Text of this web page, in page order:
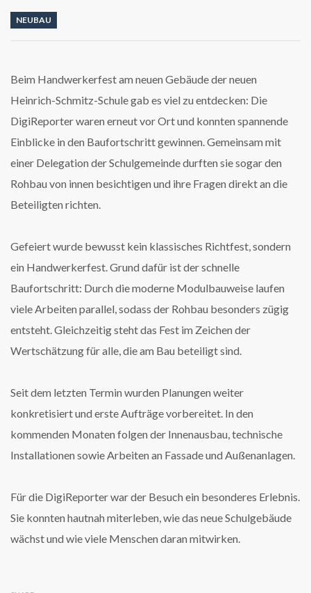
NEUBAU
Beim Handwerkerfest am neuen Gebäude der neuen
Heinrich-Schmitz-Schule gab es viel zu entdecken: Die
DigiReporter waren erneut vor Ort und konnten spannende
Einblicke in den Baufortschritt gewinnen. Gemeinsam mit
einer Delegation der Schulgemeinde durften sie sogar den
Rohbau von innen besichtigen und ihre Fragen direkt an die
Beteiligten richten.
Gefeiert wurde bewusst kein klassisches Richtfest, sondern
ein Handwerkerfest. Grund dafür ist der schnelle
Baufortschritt: Durch die moderne Modulbauweise laufen
viele Arbeiten parallel, sodass der Rohbau besonders zügig
entsteht. Gleichzeitig steht das Fest im Zeichen der
Wertschätzung für alle, die am Bau beteiligt sind.
Seit dem letzten Termin wurden Planungen weiter
konkretisiert und erste Aufträge vorbereitet. In den
kommenden Monaten folgen der Innenausbau, technische
Installationen sowie Arbeiten an Fassade und Außenanlagen.
Für die DigiReporter war der Besuch ein besonderes Erlebnis.
Sie konnten hautnah miterleben, wie das neue Schulgebäude
wächst und wie viele Menschen daran mitwirken.